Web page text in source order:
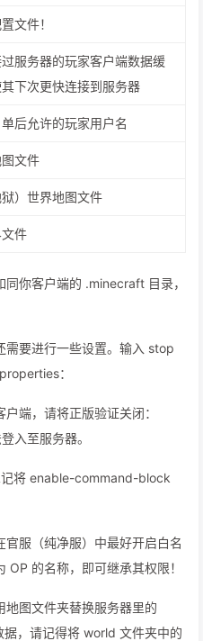
文件！
服务器的玩家客户端数据缓
下次更快连接到服务器
后允许的玩家用户名
文件
）世界地图文件
件
你客户端的 .minecraft 目录，
需要进行一些设置。输入 stop
：
端，请将正版验证关闭：
入至服务器。
将 enable-command-block
服（纯净服）中最好开启白名
的名称，即可继承其权限！
地图文件夹替换服务器里的
，请记得将 world 文件夹中的